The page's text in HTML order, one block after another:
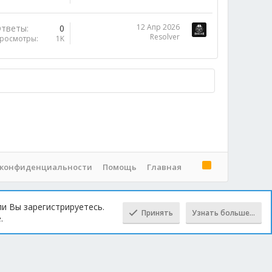
0
1K
12 Апр 2026
Resolver
Помощь Главная
R
S
СверхуСнизу
Вы зарегистрируетесь.
Принять Узнать больше…